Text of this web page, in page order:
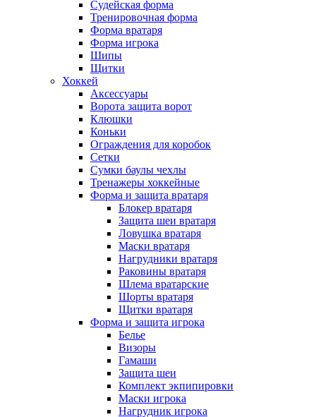
Судейская форма
Тренировочная форма
Форма вратаря
Форма игрока
Шипы
Щитки
Хоккей
Аксессуары
Ворота защита ворот
Клюшки
Коньки
Ограждения для коробок
Сетки
Сумки баулы чехлы
Тренажеры хоккейные
Форма и защита вратаря
Блокер вратаря
Защита шеи вратаря
Ловушка вратаря
Маски вратаря
Нагрудники вратаря
Раковины вратаря
Шлема вратарские
Шорты вратаря
Щитки вратаря
Форма и защита игрока
Белье
Визоры
Гамаши
Защита шеи
Комплект экпипировки
Маски игрока
Нагрудник игрока